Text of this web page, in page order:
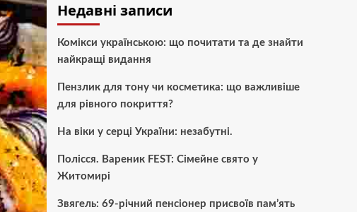
Недавні записи
Комікси українською: що почитати та де знайти
найкращі видання
Пензлик для тону чи косметика: що важливіше
для рівного покриття?
На віки у серці України: незабутні.
Полісся. Вареник FEST: Сімейне свято у
Житомирі
Звягель: 69-річний пенсіонер присвоїв пам’ять